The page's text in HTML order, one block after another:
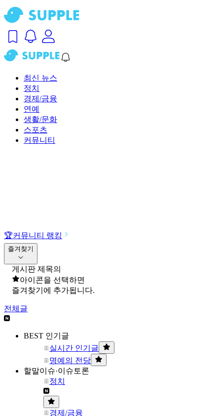
최신 뉴스
정치
경제/금융
연예
생활/문화
스포츠
커뮤니티
🏆커뮤니티 랭킹
즐겨찾기
게시판 제목의
아이콘을 선택하면
즐겨찾기에 추가됩니다.
전체글
BEST 인기글
실시간 인기글
명예의 전당
할말이슈·이슈토론
정치
경제/금융